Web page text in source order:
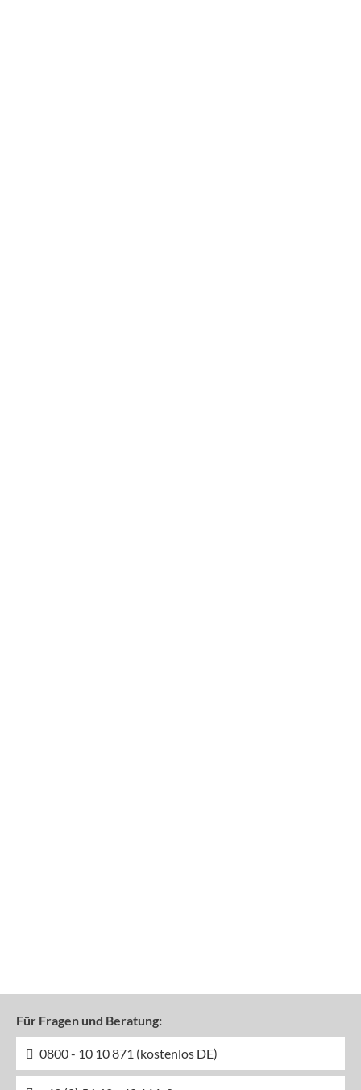
Für Fragen und Beratung:
0800 - 10 10 871 (kostenlos DE)